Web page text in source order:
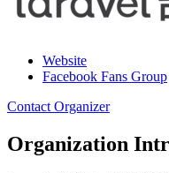
Website
Facebook Fans Group
Contact Organizer
Organization